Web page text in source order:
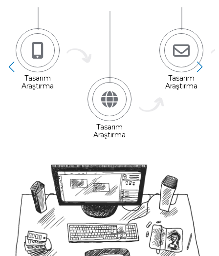
Tasarım
Araştırma
Tasarım
Araştırma
Tasarım
Araştırma
1
2
4